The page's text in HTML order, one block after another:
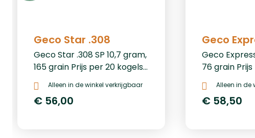
Geco Star .308
Geco Star .308 SP 10,7 gram,
165 grain Prijs per 20 kogels:
Alleen in de winkel verkrijgbaar
€ 56,00
Geco
Geco
76 grain
Alleen in de
€ 58,50